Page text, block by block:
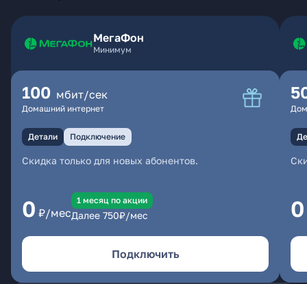
МегаФон
Минимум
100 мбит/сек
Домашний интернет
Детали Подключение
Скидка только для новых абонентов.
0 ₽/мес
1 месяц по акции
Далее 750₽/мес
Подключить
0